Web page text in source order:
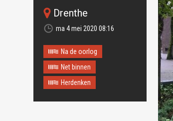
Drenthe
ma 4 mei 2020 08:16
Na de oorlog
Net binnen
Herdenken